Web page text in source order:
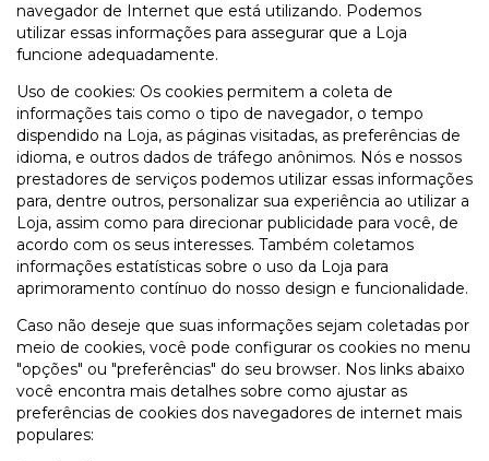
navegador de Internet que está utilizando. Podemos
utilizar essas informações para assegurar que a Loja
funcione adequadamente.
Uso de cookies: Os cookies permitem a coleta de
informações tais como o tipo de navegador, o tempo
dispendido na Loja, as páginas visitadas, as preferências de
idioma, e outros dados de tráfego anônimos. Nós e nossos
prestadores de serviços podemos utilizar essas informações
para, dentre outros, personalizar sua experiência ao utilizar a
Loja, assim como para direcionar publicidade para você, de
acordo com os seus interesses. Também coletamos
informações estatísticas sobre o uso da Loja para
aprimoramento contínuo do nosso design e funcionalidade.
Caso não deseje que suas informações sejam coletadas por
meio de cookies, você pode configurar os cookies no menu
"opções" ou "preferências" do seu browser. Nos links abaixo
você encontra mais detalhes sobre como ajustar as
preferências de cookies dos navegadores de internet mais
populares: